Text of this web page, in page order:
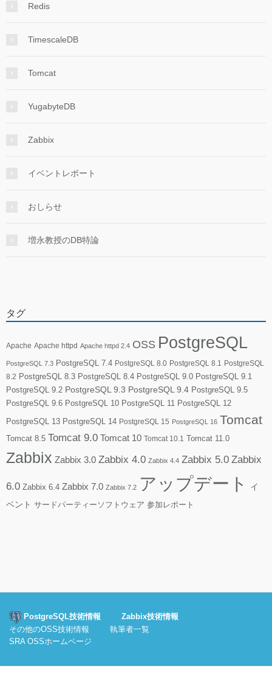
Redis
TimescaleDB
Tomcat
YugabyteDB
Zabbix
イベントレポート
おしらせ
増永教授のDB特論
タグ
Apache Apache httpd Apache httpd 2.4 OSS PostgreSQL
PostgreSQL 7.3 PostgreSQL 7.4 PostgreSQL 8.0 PostgreSQL 8.1
PostgreSQL
8.2 PostgreSQL 8.3 PostgreSQL 8.4 PostgreSQL 9.0 PostgreSQL 9.1
PostgreSQL 9.2 PostgreSQL 9.3 PostgreSQL 9.4 PostgreSQL 9.5
PostgreSQL 9.6 PostgreSQL 10 PostgreSQL 11 PostgreSQL 12
PostgreSQL 13 PostgreSQL 14 PostgreSQL 15 PostgreSQL 16 Tomcat
Tomcat 8.5 Tomcat 9.0 Tomcat 10 Tomcat 10.1 Tomcat 11.0
Zabbix Zabbix 3.0 Zabbix 4.0 Zabbix 4.4 Zabbix 5.0 Zabbix
6.0 Zabbix 6.4 Zabbix 7.0 Zabbix 7.2 アップデート
イ
ベント サードパーティーソフトウェア 参加レポート
PostgreSQL技術情報
Zabbix技術情報
その他のOSS技術情報
執筆者一覧
SRA OSSホームページ